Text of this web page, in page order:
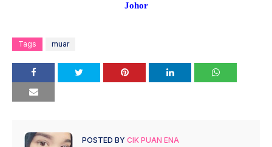
Johor
Tags muar
POSTED BY CIK PUAN ENA